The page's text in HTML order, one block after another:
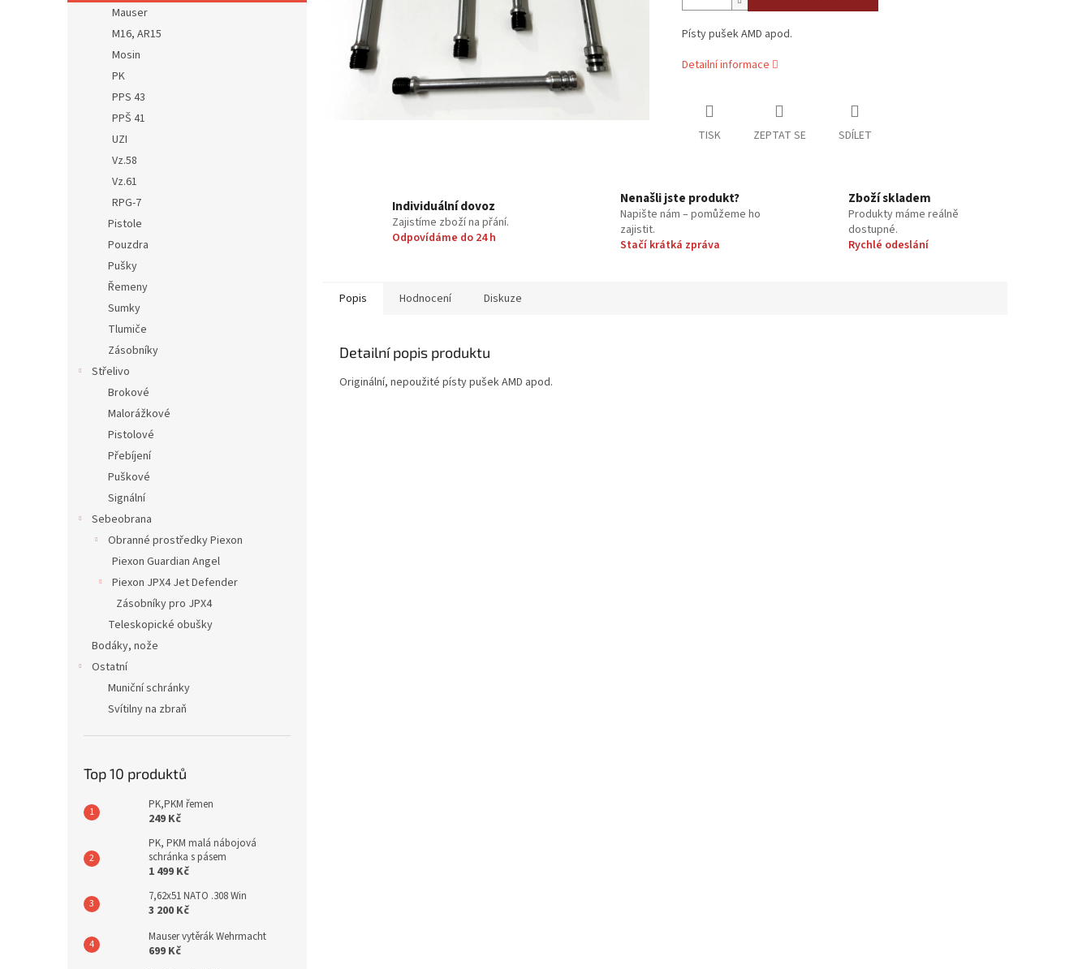
n
Mauser
M16, AR15
Mosin
PK
PPS 43
PPŠ 41
UZI
Vz.58
Vz.61
RPG-7
Pistole
Pouzdra
Pušky
Řemeny
Sumky
Tlumiče
Zásobníky
Střelivo
Brokové
Malorážkové
Pistolové
Přebíjení
Puškové
Signální
Sebeobrana
Obranné prostředky Piexon
Piexon Guardian Angel
Piexon JPX4 Jet Defender
Zásobníky pro JPX4
Teleskopické obušky
Bodáky, nože
Ostatní
Muniční schránky
Svítilny na zbraň
Top 10 produktů
PK,PKM řemen
249 Kč
PK, PKM malá nábojová
schránka s pásem
1 499 Kč
7,62x51 NATO .308 Win
3 200 Kč
Mauser vytěrák Wehrmacht
699 Kč
Písty pušekAMD apod.
Detailní informace
TISK ZEPTAT SE SDÍLET
Individuální dovoz
Zajistíme zboží na přání.
Odpovídáme do 24 h
Nenašli jste produkt?
Napište nám – pomůžeme ho
zajistit.
Stačí krátká zpráva
Zboží skladem
Produkty máme reálně
dostupné.
Rychlé odeslání
Popis Hodnocení Diskuze
Detailní popis produktu
Originální, nepoužité písty pušek AMD apod.